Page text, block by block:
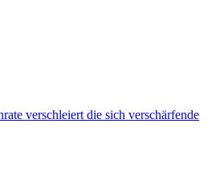
verschleiert die sich verschärfende